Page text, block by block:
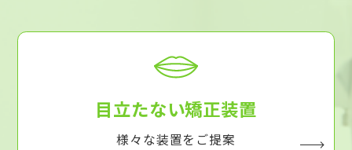
目立たない矯正装置
様々な装置をご提案